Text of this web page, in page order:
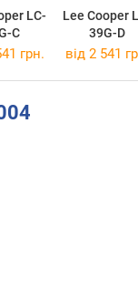
LC-
C
Lee Cooper
39G-D
грн. від 2 541